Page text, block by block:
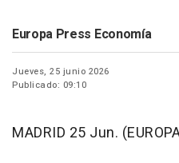
Europa Press Economía
Jueves, 25 junio 2026
Publicado: 09:10
MADRID 25 Jun.